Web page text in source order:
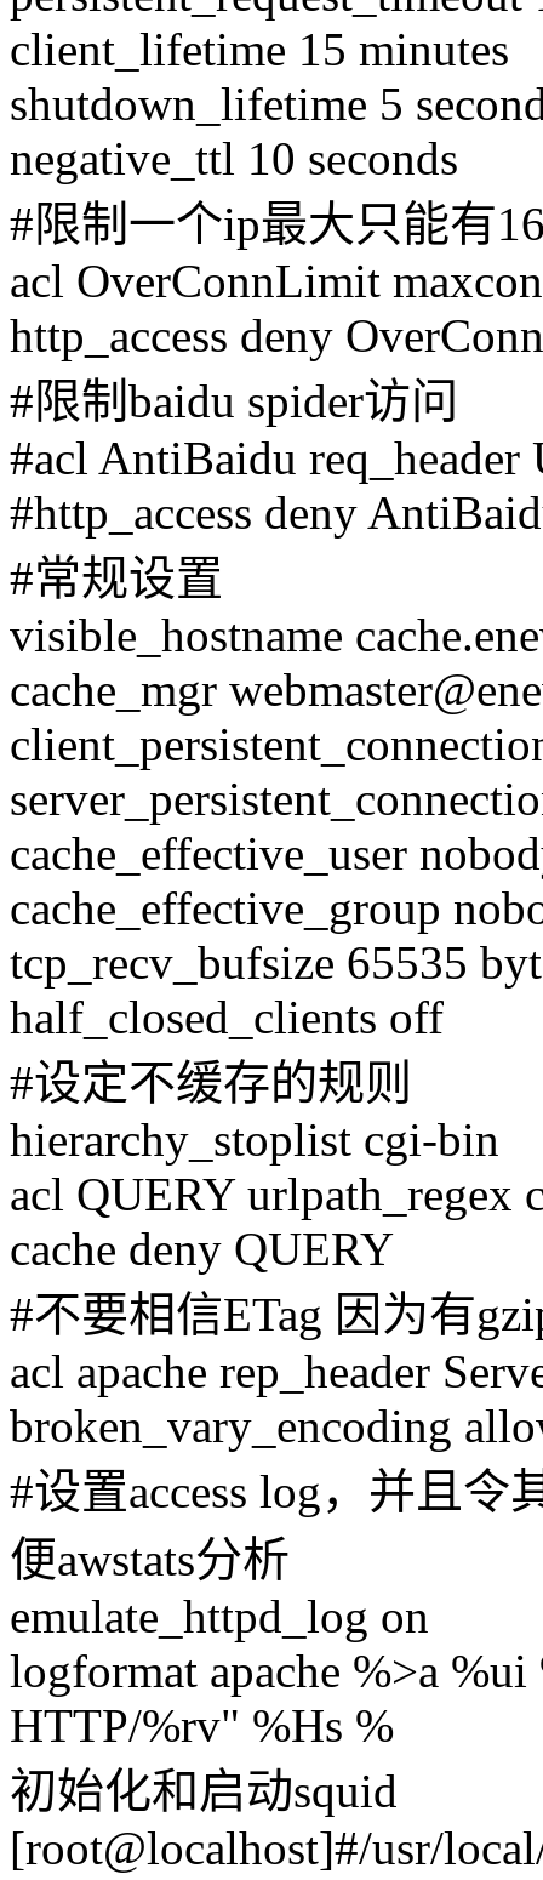
client_lifetime 15 minutes
shutdown_lifetime 5
negative_ttl 10 seconds
#限制一个ip最大只能有
acl OverConnLimit
http_access deny
#限制baidu spider访问
#acl AntiBaidu req_header
#http_access deny
#常规设置
visible_hostname
cache_mgr
cache_effective_user
cache_effective_group
tcp_recv_bufsize 65535
half_closed_clients off
#设定不缓存的规则
hierarchy_stoplist cgi-bin
acl QUERY urlpath_regex
cache deny QUERY
#不要相信ETag 因为有
acl apache rep_header
broken_vary_encoding
#设置access log，并且令
便awstats分析
emulate_httpd_log on
logformat apache %>a
HTTP/%rv" %Hs %
初始化和启动squid
[root@localhost]#/usr/